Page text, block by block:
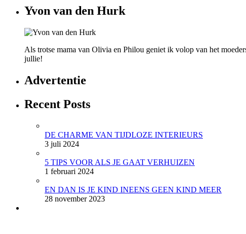
Yvon van den Hurk
Als trotse mama van Olivia en Philou geniet ik volop van het
jullie!
Advertentie
Recent Posts
DE CHARME VAN TIJDLOZE INTERIEURS
3 juli 2024
5 TIPS VOOR ALS JE GAAT VERHUIZEN
1 februari 2024
EN DAN IS JE KIND INEENS GEEN KIND MEER
28 november 2023